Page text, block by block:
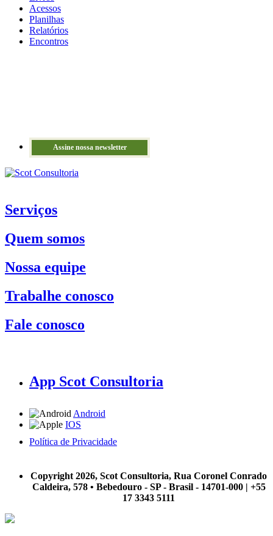
Acessos
Planilhas
Relatórios
Encontros
Assine nossa newsletter
Serviços
Quem somos
Nossa equipe
Trabalhe conosco
Fale conosco
App Scot Consultoria
Android
IOS
Política de Privacidade
Copyright 2026, Scot Consultoria, Rua Coronel Conrado
Caldeira, 578 • Bebedouro - SP - Brasil - 14701-000 | +55
17 3343 5111